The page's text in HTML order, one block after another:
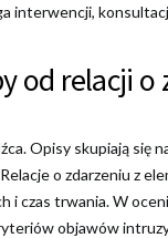
interwencji,
od relacji o
Opisy skupiają się
o zdarzeniu z
i czas trwania. W
objawów